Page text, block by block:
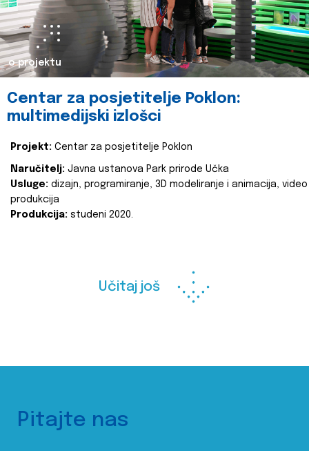
o projektu
Centar za posjetitelje Poklon:
multimedijski izlošci
Projekt: Centar za posjetitelje Poklon
Naručitelj: Javna ustanova Park prirode Učka
Usluge: dizajn, programiranje, 3D modeliranje i animacija, video
produkcija
Produkcija: studeni 2020.
Učitaj još
Pitajte nas